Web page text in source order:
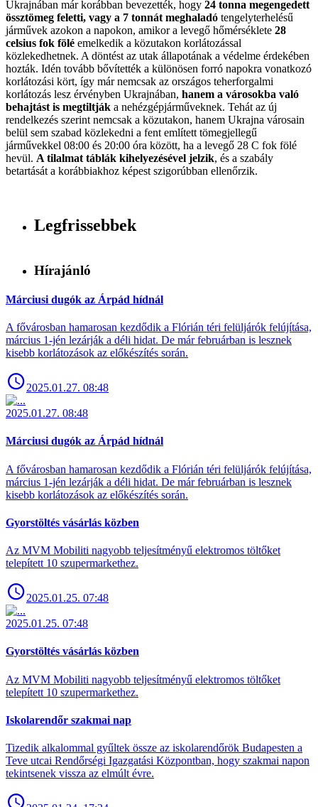
Ukrajnában már korábban bevezették, hogy 24 tonna megengedett
össztömeg feletti, vagy a 7 tonnát meghaladó tengelyterhelésű
járművek azokon a napokon, amikor a levegő hőmérséklete 28
celsius fok fölé emelkedik a közutakon korlátozással
közlekedhetnek. A döntést az utak állapotának a védelme érdekében
hozták. Idén tovább bővítették a különösen forró napokra vonatkozó
korlátozási kört, így már nemcsak az országos teherforgalmi
korlátozás lesz érvényben Ukrajnában, hanem a városokba való
behajtást is megtiltják a nehézgépjárműveknek. Tehát az új
rendelkezés szerint nemcsak a közutakon, hanem Ukrajna városain
belül sem szabad közlekedni a fent említett tömegjellegű
járművekkel 08:00 és 20:00 óra között, ha a levegő 28 C fok fölé
hevül. A tilalmat táblák kihelyezésével jelzik, és a szabály
betartását a korábbiakhoz képest szigorúbban ellenőrzik.
Legfrissebbek
Hírajánló
Márciusi dugók az Árpád hídnál
A fővárosban hamarosan kezdődik a Flórián téri felüljárók felújítása,
március 1-jén lezárják a déli hidat. De már februárban is lesznek
kisebb korlátozások az előkészítés során.
2025.01.27. 08:48
2025.01.27. 08:48
Márciusi dugók az Árpád hídnál
A fővárosban hamarosan kezdődik a Flórián téri felüljárók felújítása,
március 1-jén lezárják a déli hidat. De már februárban is lesznek
kisebb korlátozások az előkészítés során.
Gyorstöltés vásárlás közben
Az MVM Mobiliti nagyobb teljesítményű elektromos töltőket
telepített 10 szupermarkethez.
2025.01.25. 07:48
2025.01.25. 07:48
Gyorstöltés vásárlás közben
Az MVM Mobiliti nagyobb teljesítményű elektromos töltőket
telepített 10 szupermarkethez.
Iskolarendőr szakmai nap
Tizedik alkalommal gyűltek össze az iskolarendőrök Budapesten a
Teve utcai Rendőrségi Igazgatási Központban, hogy szakmai napon
tekintsenek vissza az elmúlt évre.